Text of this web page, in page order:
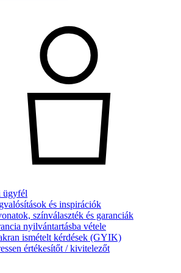
ügyfél
és inspirációk
színválaszték és garanciák
nyilvántartásba vétele
ismételt kérdések (GYIK)
értékesítőt / kivitelezőt